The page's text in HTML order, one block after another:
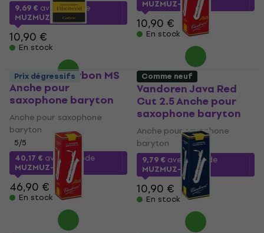
9,69 € avec le code
MUZMUZ-10
10,90 €
En stock
MUZMUZ-10
10,90 €
En stock
Fiberreed Carbon MS
Anche pour
saxophone baryton
Anche pour saxophone
baryton
5/5
40,17 € avec le code
MUZMUZ-10
46,90 €
En stock
Vandoren Java Red
Cut 2.5 Anche pour
saxophone baryton
Anche pour saxophone
baryton
9,79 € avec le code
MUZMUZ-10
10,90 €
En stock
Prix dégressifs Comme neuf